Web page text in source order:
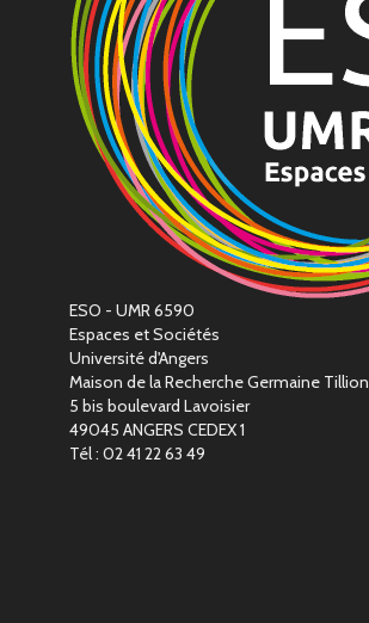
ESO - UMR 6590
Espaces et Sociétés
Université d'Angers
Maison de la Recherche Germaine Tillion
5 bis boulevard Lavoisier
49045 ANGERS CEDEX 1
Tél : 02 41 22 63 49